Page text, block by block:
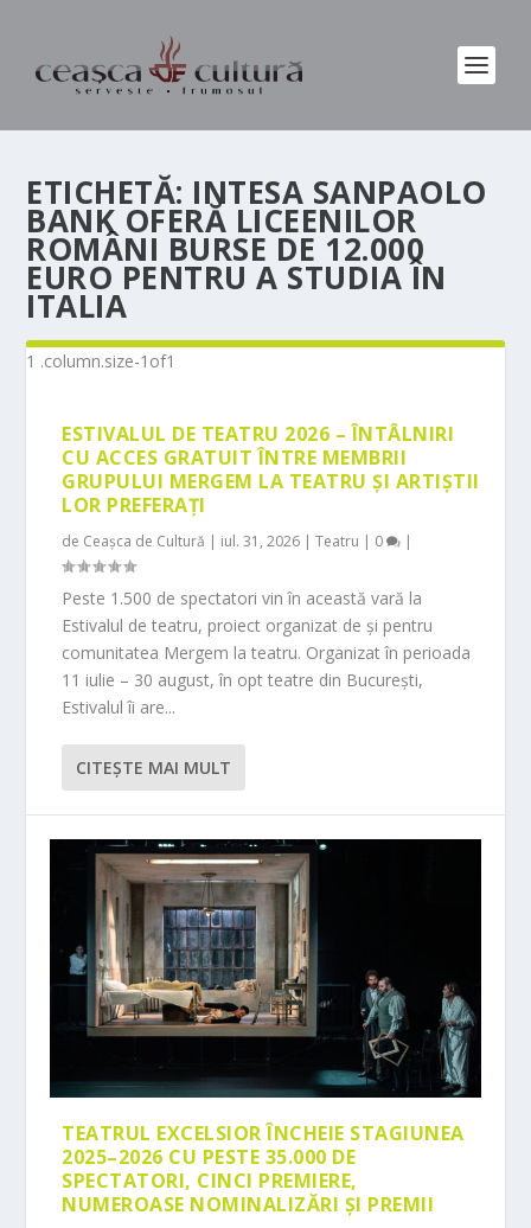
ETICHETĂ: INTESA SANPAOLO
BANK OFERĂ LICEENILOR
ROMÂNI BURSE DE 12.000
EURO PENTRU A STUDIA ÎN
ITALIA
ESTIVALUL DE TEATRU 2026 – ÎNTÂLNIRI
CU ACCES GRATUIT ÎNTRE MEMBRII
GRUPULUI MERGEM LA TEATRU ȘI ARTIȘTII
LOR PREFERAȚI
de Ceașca de Cultură | iul. 31, 2026 |Teatru | 0 |
Peste 1.500 de spectatori vin în această vară la
Estivalul de teatru, proiect organizat de și pentru
comunitatea Mergem la teatru. Organizat în perioada
11 iulie – 30 august, în opt teatre din București,
Estivalul îi are...
CITEŞTE MAI MULT
TEATRUL EXCELSIOR ÎNCHEIE STAGIUNEA
2025–2026 CU PESTE 35.000 DE
SPECTATORI, CINCI PREMIERE,
NUMEROASE NOMINALIZĂRI ȘI PREMII